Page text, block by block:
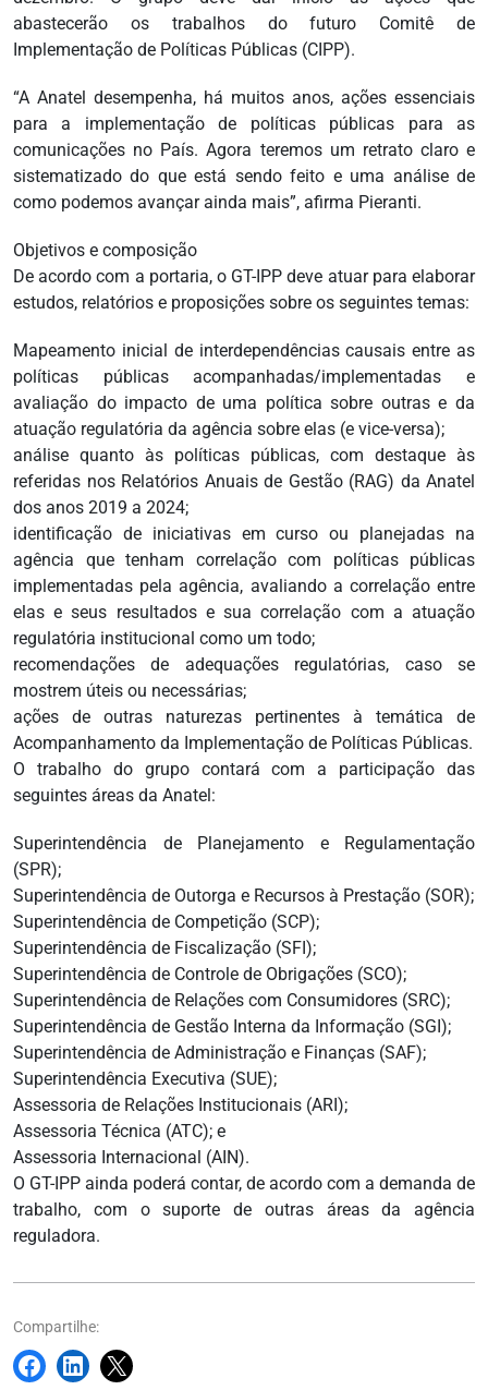
abastecerão os trabalhos do futuro Comitê de
Implementação de Políticas Públicas (CIPP).
“A Anatel desempenha, há muitos anos, ações essenciais
para a implementação de políticas públicas para as
comunicações no País. Agora teremos um retrato claro e
sistematizado do que está sendo feito e uma análise de
como podemos avançar ainda mais”, afirma Pieranti.
Objetivos e composição
De acordo com a portaria, o GT-IPP deve atuar para elaborar
estudos, relatórios e proposições sobre os seguintes temas:
Mapeamento inicial de interdependências causais entre as
políticas públicas acompanhadas/implementadas e
avaliação do impacto de uma política sobre outras e da
atuação regulatória da agência sobre elas (e vice-versa);
análise quanto às políticas públicas, com destaque às
referidas nos Relatórios Anuais de Gestão (RAG) da Anatel
dos anos 2019 a 2024;
identificação de iniciativas em curso ou planejadas na
agência que tenham correlação com políticas públicas
implementadas pela agência, avaliando a correlação entre
elas e seus resultados e sua correlação com a atuação
regulatória institucional como um todo;
recomendações de adequações regulatórias, caso se
mostrem úteis ou necessárias;
ações de outras naturezas pertinentes à temática de
Acompanhamento da Implementação de Políticas Públicas.
O trabalho do grupo contará com a participação das
seguintes áreas da Anatel:
Superintendência de Planejamento e Regulamentação
(SPR);
Superintendência de Outorga e Recursos à Prestação (SOR);
Superintendência de Competição (SCP);
Superintendência de Fiscalização (SFI);
Superintendência de Controle de Obrigações (SCO);
Superintendência de Relações com Consumidores (SRC);
Superintendência de Gestão Interna da Informação (SGI);
Superintendência de Administração e Finanças (SAF);
Superintendência Executiva (SUE);
Assessoria de Relações Institucionais (ARI);
Assessoria Técnica (ATC); e
Assessoria Internacional (AIN).
O GT-IPP ainda poderá contar, de acordo com a demanda de
trabalho, com o suporte de outras áreas da agência
reguladora.
Compartilhe: